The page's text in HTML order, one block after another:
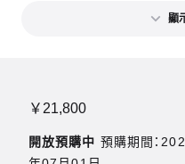
顯
￥21,800
開放預購中 預購期間：